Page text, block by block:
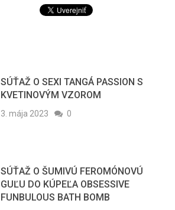
SÚŤAŽ O SEXI TANGÁ PASSION S
KVETINOVÝM VZOROM
3. mája 2023 0
SÚŤAŽ O ŠUMIVÚ FEROMÓNOVÚ
GUĽU DO KÚPEĽA OBSESSIVE
FUNBULOUS BATH BOMB